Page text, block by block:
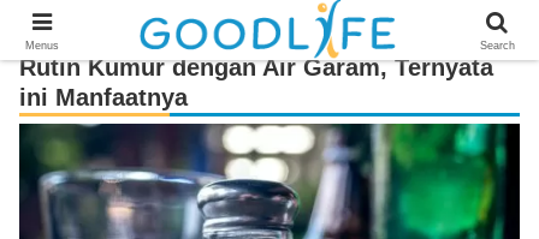
Rutin Kumur dengan Air Garam, Ternyata
ini Manfaatnya
Menus Search